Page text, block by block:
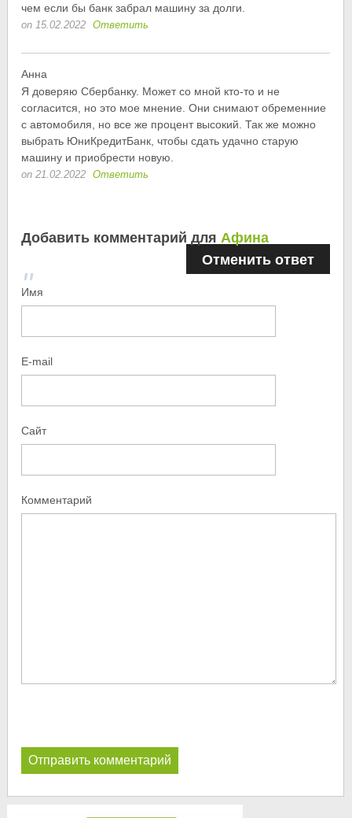
чем если бы банк забрал машину за долги.
on 15.02.2022 Ответить
Анна
Я доверяю Сбербанку. Может со мной кто-то и не
согласится, но это мое мнение. Они снимают обременние
с автомобиля, но все же процент высокий. Так же можно
выбрать ЮниКредитБанк, чтобы сдать удачно старую
машину и приобрести новую.
on 21.02.2022 Ответить
Добавить комментарий дляАфина
Отменить ответ
Имя
E-mail
Сайт
Комментарий